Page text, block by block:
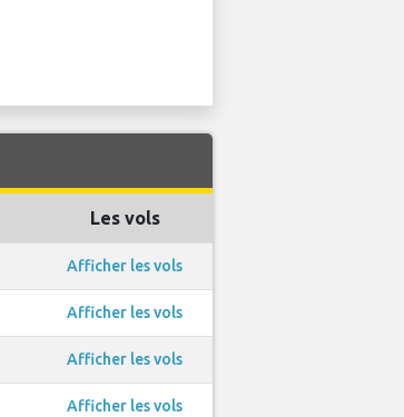
Les vols
Afficher les vols
Afficher les vols
Afficher les vols
Afficher les vols